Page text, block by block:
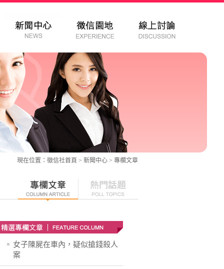
現在位置： 徵信社首頁 > 新聞中心 > 專欄文章
女子陳屍在車內，疑似搶錢殺人
案